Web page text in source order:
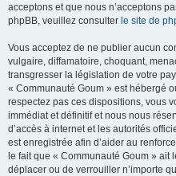
acceptons et que nous n’acceptons
phpBB, veuillez consulter le site de
Vous acceptez de ne publier aucun
vulgaire, diffamatoire, choquant,
transgresser la législation de votre
« Communauté Goum » est hébergé
respectez pas ces dispositions, vous
immédiat et définitif et nous nous
d’accès à internet et les autorités
est enregistrée afin d’aider au
le fait que « Communauté Goum » ait
déplacer ou de verrouiller n’importe